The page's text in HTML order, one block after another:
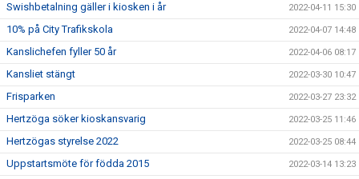
Swishbetalning gäller i kiosken i år 2022-04-11 15:30
10% på City Trafikskola 2022-04-07 14:48
Kanslichefen fyller 50 år 2022-04-06 08:17
Kansliet stängt 2022-03-30 10:47
Frisparken 2022-03-27 23:32
Hertzöga söker kioskansvarig 2022-03-25 11:46
Hertzögas styrelse 2022 2022-03-25 08:44
Uppstartsmöte för födda 2015 2022-03-14 13:23